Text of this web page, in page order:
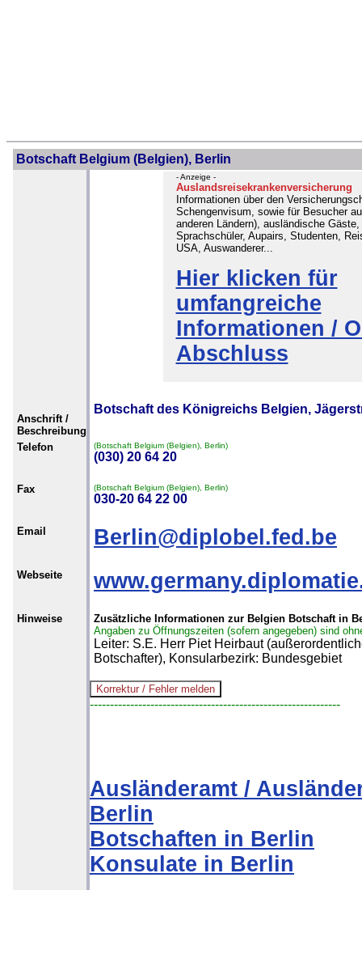
Botschaft Belgium (Belgien), Berlin
- Anzeige -
Auslandsreisekrankenversicherung
Informationen über den
Schengenvisum, sowie für Besucher
anderen Ländern), ausländische Gäste,
Sprachschüler, Aupairs, Studenten,
USA, Auswanderer...
Hier klicken für
umfangreiche
Informationen /
Abschluss
Anschrift /
Beschreibung
Botschaft des Königreichs Belgien,
Telefon (Botschaft Belgium (Belgien), Berlin)
(030) 20 64 20
Fax (Botschaft Belgium (Belgien), Berlin)
030-20 64 22 00
Email Berlin@diplobel.fed.be
Webseite
Hinweise
Zusätzliche Informationen zur Belgien Botschaft in
Angaben zu Öffnungszeiten (sofern angegeben) sind
Leiter: S.E. Herr Piet Heirbaut
Botschafter), Konsularbezirk: Bundesgebiet
--------------------------------------------------------------
Ausländeramt /
Berlin
Botschaften in Berlin
Konsulate in Berlin